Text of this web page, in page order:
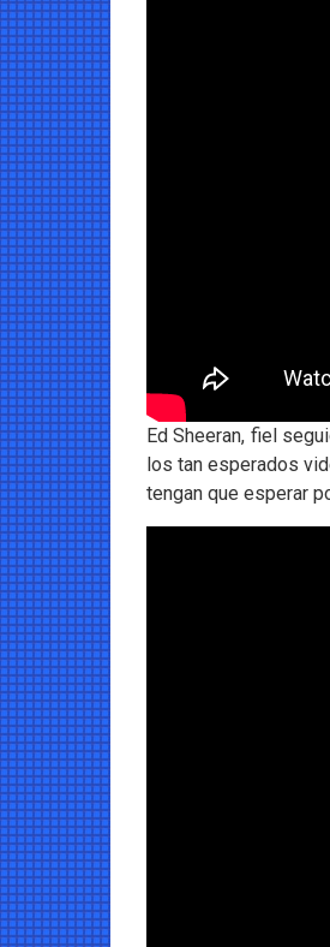
Ed Sheeran, fiel
los tan esperados
tengan que esperar